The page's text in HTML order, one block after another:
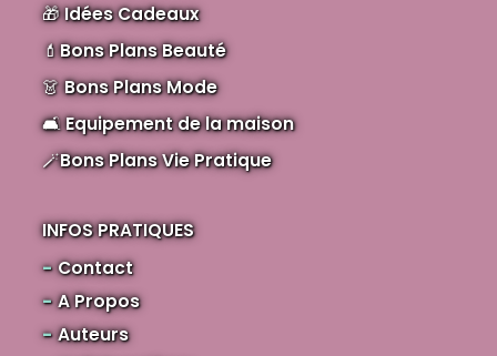
🎁Idées Cadeaux
💄Bons Plans Beauté
👗Bons Plans Mode
🛋️Equipement de la maison
🪄Bons Plans Vie Pratique
INFOS PRATIQUES
Contact
A Propos
Auteurs